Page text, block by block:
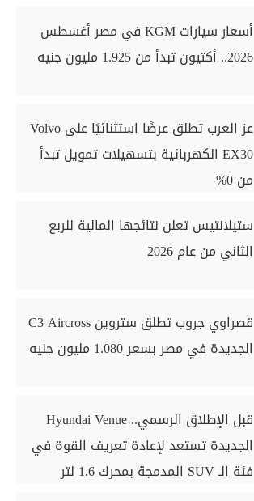
أسعار سيارات KGM في مصر أغسطس
2026.. أكتيون تبدأ من 1.925 مليون جنيه
عز العرب تطلق عرضًا استثنائيًا على Volvo
EX30 الكهربائية بتسهيلات تمويل تبدأ
من 0%
ستيلانتيس تعلن نتائجها المالية للربع
الثاني من عام 2026
قصراوي جروب تطلق ستروين C3 Aircross
الجديدة في مصر بسعر 1.080 مليون جنيه
قبل الإطلاق الرسمي.. Hyundai Venue
الجديدة تستعد لإعادة تعريف القوة في
فئة الـ SUV المدمجة بمحرك 1.6 لتر